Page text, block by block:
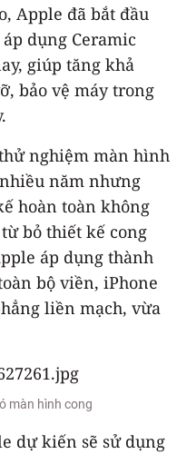
Apple đã bắt đầu
dụng Ceramic
giúp tăng khả
bảo vệ máy trong
nghiệm màn hình
năm nhưng
hoàn toàn không
bỏ thiết kế cong
áp dụng thành
bộ viền, ‌iPhone‌
liền mạch, vừa
màn hình cong
dự kiến sẽ sử dụng